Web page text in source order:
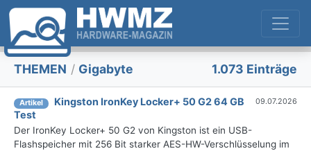
THEMEN / Gigabyte 1.073 Einträge
Artikel
Kingston IronKey Locker+ 50 G2 64 GB
Test
09.07.2026
Der IronKey Locker+ 50 G2 von Kingston ist ein USB-
Flashspeicher mit 256 Bit starker AES-HW-Verschlüsselung im